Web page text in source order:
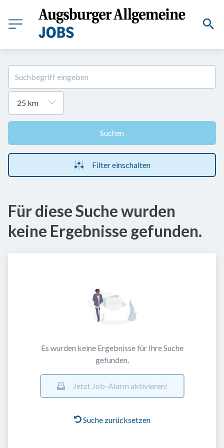
Suchen
Filter einschalten
Für diese Suche wurden
keine Ergebnisse gefunden.
Es wurden keine Ergebnisse für Ihre Suche
gefunden.
Jetzt Job-Alarm aktivieren!
Suche zurücksetzen